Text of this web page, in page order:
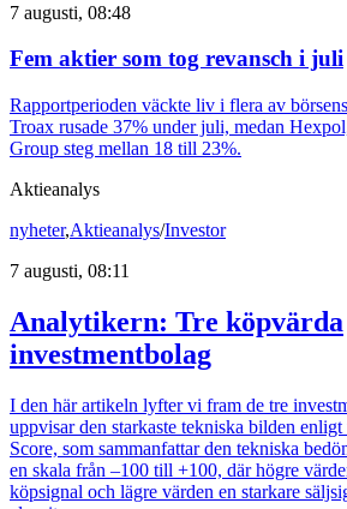
7 augusti, 08:48
Fem aktier som tog revansch i juli
Rapportperioden väckte liv i flera av
Troax rusade 37% under juli, medan
Group steg mellan 18 till 23%.
Aktieanalys
nyheter,Aktieanalys/Investor
7 augusti, 08:11
Analytikern: Tre köpvärda
investmentbolag
I den här artikeln lyfter vi fram de tre
uppvisar den starkaste tekniska bilden
Score, som sammanfattar den tekniska
en skala från –100 till +100, där högre
köpsignal och lägre värden en starkare